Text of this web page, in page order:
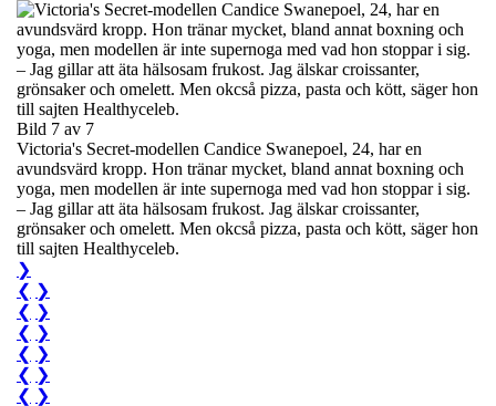
Bild 7 av 7
Victoria's Secret-modellen Candice Swanepoel, 24, har en
avundsvärd kropp. Hon tränar mycket, bland annat boxning och
yoga, men modellen är inte supernoga med vad hon stoppar i sig.
– Jag gillar att äta hälsosam frukost. Jag älskar croissanter,
grönsaker och omelett. Men okcså pizza, pasta och kött, säger hon
till sajten Healthyceleb.
❯
❮ ❯
❮ ❯
❮ ❯
❮ ❯
❮ ❯
❮ ❯